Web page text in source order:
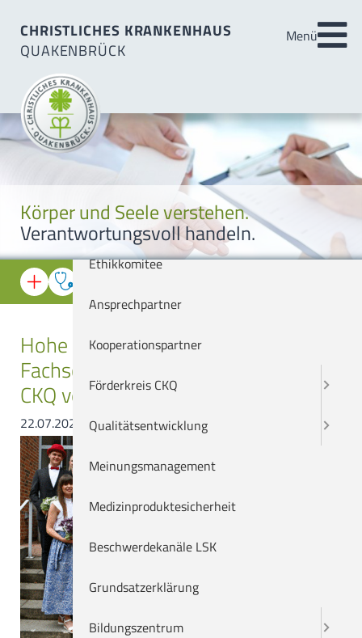
Menü
CHRISTLICHES KRANKENHAUS
QUAKENBRÜCK
Körper und Seele verstehen.
Verantwortungsvoll handeln.
Hohe Fachkompetenz bewiesen:
Fachschule für Diätassistenz des
CKQ verabschiedet zehn Examinierte
22.07.2025
Über uns
Startseite
Patienten & Besucher
Medizin
Pflege & Prävention
Über uns
Notfall-Informationen
Ärztlicher Bereitschaftsdienst
Karriere
Bildungszentrum
Suche
Sitemap
Impressum
Datenschutzerklärung
Aktuell
Veranstaltungen
Leitbild
Organisation
Ethikkomitee
Ansprechpartner
Kooperationspartner
Förderkreis CKQ
Qualitätsentwicklung
Meinungsmanagement
Medizinproduktesicherheit
Beschwerdekanäle LSK
Grundsatzerklärung
Bildungszentrum